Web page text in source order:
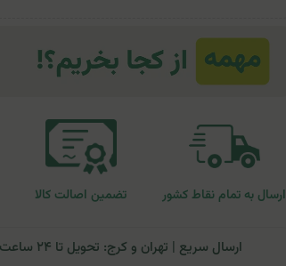
ارسال به تمام نقاط کشور تضمین اصالت کالا
ارسال سریع | تهران و کرج: تحویل تا ۲۴ ساعت | سایر نقاط ایران: ارسال سریع به پست